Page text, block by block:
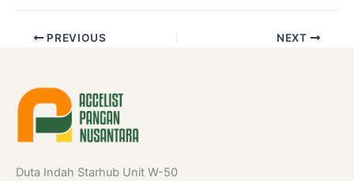
PREVIOUS NEXT
Duta Indah Starhub Unit W-50